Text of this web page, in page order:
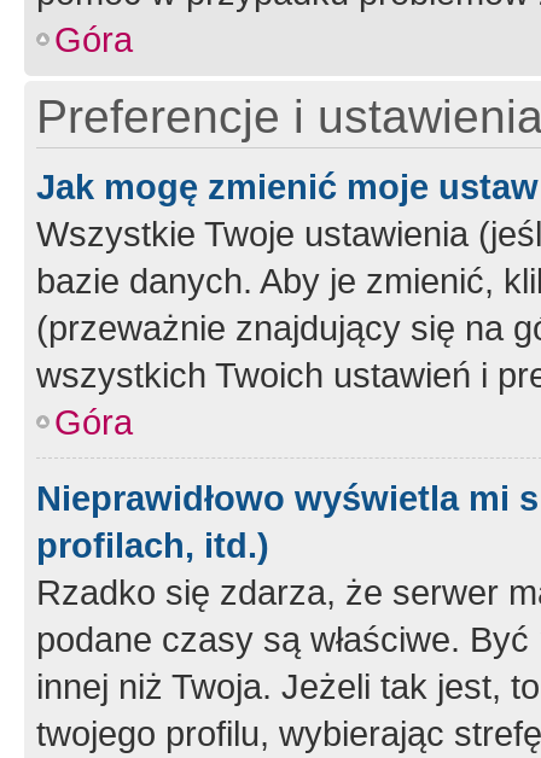
Góra
Preferencje i
Jak mogę zmienić moje
Wszystkie Twoje ustawienia
bazie danych. Aby je zmienić,
(przeważnie znajdujący się na
wszystkich Twoich ustawień i
Góra
Nieprawidłowo wyświetla mi
profilach, itd.)
Rzadko się zdarza, że serwer
podane czasy są właściwe.
innej niż Twoja. Jeżeli tak jest,
twojego profilu, wybierając